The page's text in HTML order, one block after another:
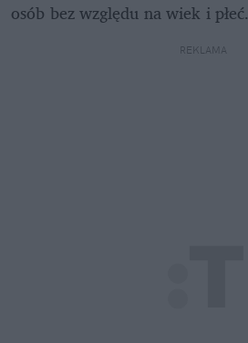
osób bez względu na wiek i płeć.
REKLAMA